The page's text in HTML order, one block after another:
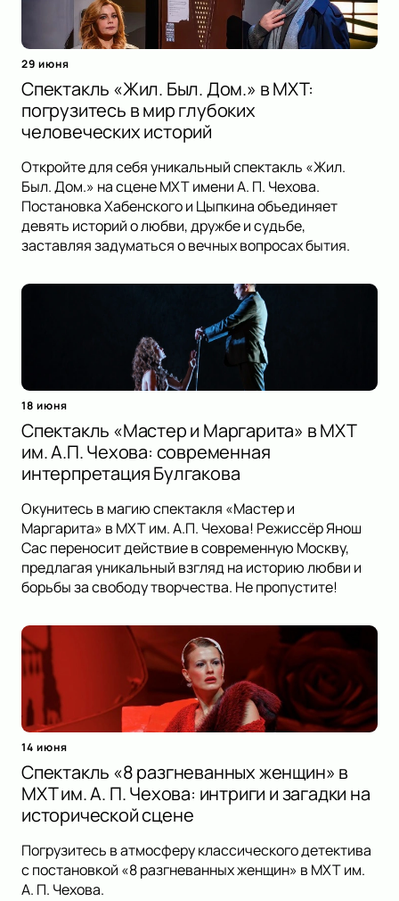
29 июня
Спектакль «Жил. Был. Дом.» в МХТ:
погрузитесь в мир глубоких
человеческих историй
Откройте для себя уникальный спектакль «Жил.
Был. Дом.» на сцене МХТ имени А. П. Чехова.
Постановка Хабенского и Цыпкина объединяет
девять историй о любви, дружбе и судьбе,
заставляя задуматься о вечных вопросах бытия.
18 июня
Спектакль «Мастер и Маргарита» в МХТ
им. А.П. Чехова: современная
интерпретация Булгакова
Окунитесь в магию спектакля «Мастер и
Маргарита» в МХТ им. А.П. Чехова! Режиссёр Янош
Сас переносит действие в современную Москву,
предлагая уникальный взгляд на историю любви и
борьбы за свободу творчества. Не пропустите!
14 июня
Спектакль «8 разгневанных женщин» в
МХТ им. А. П. Чехова: интриги и загадки на
исторической сцене
Погрузитесь в атмосферу классического детектива
с постановкой «8 разгневанных женщин» в МХТ им.
А. П. Чехова.